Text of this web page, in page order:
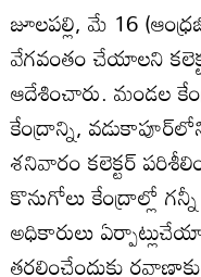
జూలపల్లి, మే 16
వేగవంతం చేయాలని
ఆదేశించారు. మండల
కేంద్రాన్ని,
శనివారం కలెక్టర్‌
కొనుగోలు కేంద్రాల్లో
అధికారులు
తరలించేందుకు